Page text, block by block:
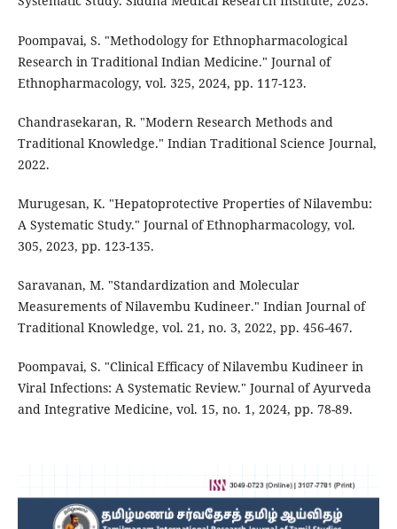
Poompavai, S. "Methodology for Ethnopharmacological
Research in Traditional Indian Medicine." Journal of
Ethnopharmacology, vol. 325, 2024, pp. 117-123.
Chandrasekaran, R. "Modern Research Methods and
Traditional Knowledge." Indian Traditional Science Journal,
2022.
Murugesan, K. "Hepatoprotective Properties of Nilavembu:
A Systematic Study." Journal of Ethnopharmacology, vol.
305, 2023, pp. 123-135.
Saravanan, M. "Standardization and Molecular
Measurements of Nilavembu Kudineer." Indian Journal of
Traditional Knowledge, vol. 21, no. 3, 2022, pp. 456-467.
Poompavai, S. "Clinical Efficacy of Nilavembu Kudineer in
Viral Infections: A Systematic Review." Journal of Ayurveda
and Integrative Medicine, vol. 15, no. 1, 2024, pp. 78-89.